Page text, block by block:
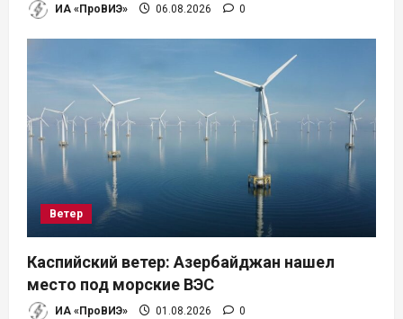
с
ИА «ПроВИЭ» 06.08.2026 0
Ветер
Каспийский ветер: Азербайджан нашел
место под морские ВЭС
ИА «ПроВИЭ» 01.08.2026 0